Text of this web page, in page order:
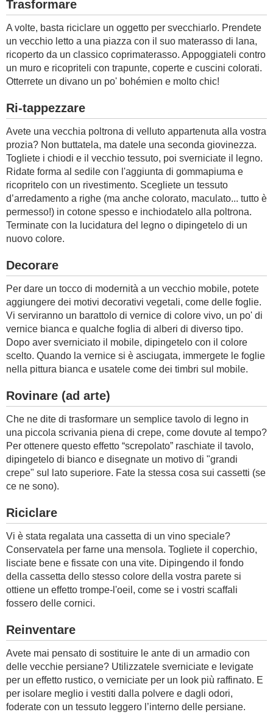
Trasformare
A volte, basta riciclare un oggetto per svecchiarlo. Prendete
un vecchio letto a una piazza con il suo materasso di lana,
ricoperto da un classico coprimaterasso. Appoggiateli contro
un muro e ricopriteli con trapunte, coperte e cuscini colorati.
Otterrete un divano un po' bohémien e molto chic!
Ri-tappezzare
Avete una vecchia poltrona di velluto appartenuta alla vostra
prozia? Non buttatela, ma datele una seconda giovinezza.
Togliete i chiodi e il vecchio tessuto, poi sverniciate il legno.
Ridate forma al sedile con l'aggiunta di gommapiuma e
ricopritelo con un rivestimento. Scegliete un tessuto
d’arredamento a righe (ma anche colorato, maculato... tutto è
permesso!) in cotone spesso e inchiodatelo alla poltrona.
Terminate con la lucidatura del legno o dipingetelo di un
nuovo colore.
Decorare
Per dare un tocco di modernità a un vecchio mobile, potete
aggiungere dei motivi decorativi vegetali, come delle foglie.
Vi serviranno un barattolo di vernice di colore vivo, un po' di
vernice bianca e qualche foglia di alberi di diverso tipo.
Dopo aver sverniciato il mobile, dipingetelo con il colore
scelto. Quando la vernice si è asciugata, immergete le foglie
nella pittura bianca e usatele come dei timbri sul mobile.
Rovinare (ad arte)
Che ne dite di trasformare un semplice tavolo di legno in
una piccola scrivania piena di crepe, come dovute al tempo?
Per ottenere questo effetto “screpolato” raschiate il tavolo,
dipingetelo di bianco e disegnate un motivo di "grandi
crepe" sul lato superiore. Fate la stessa cosa sui cassetti (se
ce ne sono).
Riciclare
Vi è stata regalata una cassetta di un vino speciale?
Conservatela per farne una mensola. Togliete il coperchio,
lisciate bene e fissate con una vite. Dipingendo il fondo
della cassetta dello stesso colore della vostra parete si
ottiene un effetto trompe-l'oeil, come se i vostri scaffali
fossero delle cornici.
Reinventare
Avete mai pensato di sostituire le ante di un armadio con
delle vecchie persiane? Utilizzatele sverniciate e levigate
per un effetto rustico, o verniciate per un look più raffinato. E
per isolare meglio i vestiti dalla polvere e dagli odori,
foderate con un tessuto leggero l’interno delle persiane.